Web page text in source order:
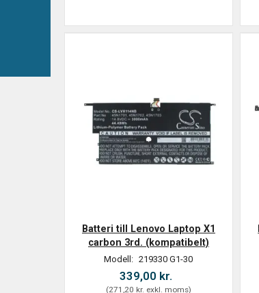
Batteri till Lenovo Laptop X1
carbon 3rd. (kompatibelt)
Modell: 219330 G1-30
339,00 kr.
(271,20 kr. exkl. moms)